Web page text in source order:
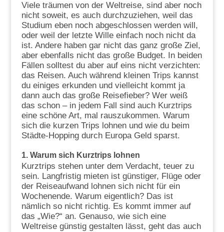
Viele träumen von der Weltreise, sind aber noch
nicht soweit, es auch durchzuziehen, weil das
Studium eben noch abgeschlossen werden will,
oder weil der letzte Wille einfach noch nicht da
ist. Andere haben gar nicht das ganz große Ziel,
aber ebenfalls nicht das große Budget. In beiden
Fällen solltest du aber auf eins nicht verzichten:
das Reisen. Auch während kleinen Trips kannst
du einiges erkunden und vielleicht kommt ja
dann auch das große Reisefieber? Wer weiß
das schon – in jedem Fall sind auch Kurztrips
eine schöne Art, mal rauszukommen. Warum
sich die kurzen Trips lohnen und wie du beim
Städte-Hopping durch Europa Geld sparst.
1. Warum sich Kurztrips lohnen
Kurztrips stehen unter dem Verdacht, teuer zu
sein. Langfristig mieten ist günstiger, Flüge oder
der Reiseaufwand lohnen sich nicht für ein
Wochenende. Warum eigentlich? Das ist
nämlich so nicht richtig. Es kommt immer auf
das „Wie?“ an. Genauso, wie sich eine
Weltreise günstig gestalten lässt, geht das auch